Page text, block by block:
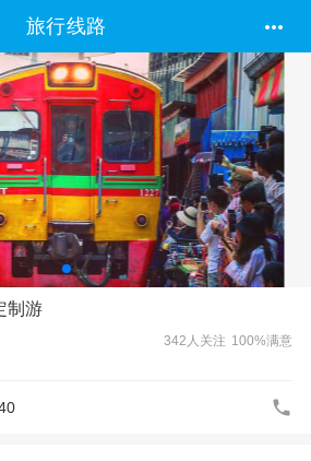
旅行线路 
制游
342人关注 100%满意
